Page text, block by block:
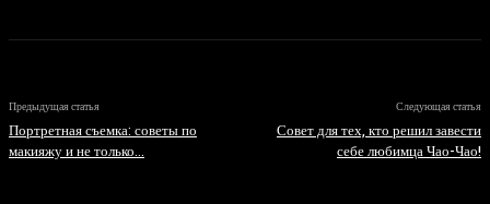
Предыдущая статья
Портретная съемка: советы по
макияжу и не только…
Следующая статья
Совет для тех, кто решил завести
себе любимца Чао-Чао!